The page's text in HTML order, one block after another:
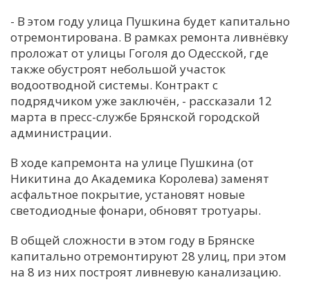
И
К
М
Н
Т
- В этом году улица Пушкина будет капитально
отремонтирована. В рамках ремонта ливнёвку
проложат от улицы Гоголя до Одесской, где
также обустроят небольшой участок
водоотводной системы. Контракт с
подрядчиком уже заключён, - рассказали 12
марта в пресс-службе Брянской городской
администрации.
В ходе капремонта на улице Пушкина (от
Никитина до Академика Королева) заменят
асфальтное покрытие, установят новые
светодиодные фонари, обновят тротуары.
В общей сложности в этом году в Брянске
капитально отремонтируют 28 улиц, при этом
на 8 из них построят ливневую канализацию.